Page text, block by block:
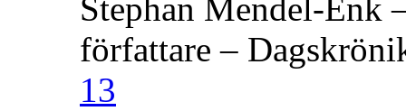
Stephan Mendel-Enk
författare –
13